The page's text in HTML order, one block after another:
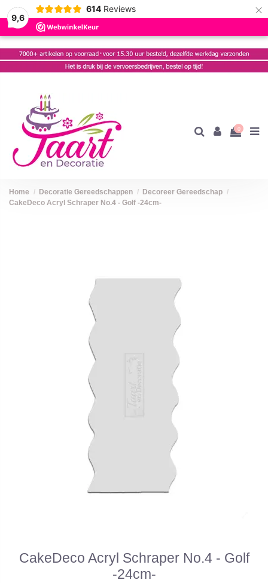
9,6
614 Reviews ×
0
Home Decoratie Gereedschappen
Decoreer Gereedschap
CakeDeco Acryl Schraper No.4 - Golf -24cm-
CakeDeco Acryl Schraper No.4 - Golf
-24cm-